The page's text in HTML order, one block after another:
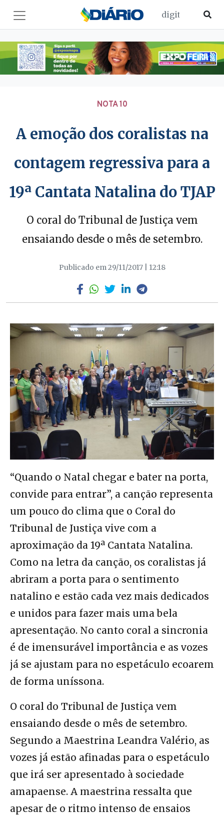
NOTA 10
A emoção dos coralistas na
contagem regressiva para a
19ª Cantata Natalina do TJAP
O coral do Tribunal de Justiça vem
ensaiando desde o mês de setembro.
Publicado em 29/11/2017 | 12:18
“Quando o Natal chegar e bater na porta,
convide para entrar”, a canção representa
um pouco do clima que o Coral do
Tribunal de Justiça vive com a
aproximação da 19ª Cantata Natalina.
Como na letra da canção, os coralistas já
abriram a porta para o sentimento
natalino e estão cada vez mais dedicados
e unidos para fazer mais uma bela
apresentação. No canto coral a sincronia
é de imensurável importância e as vozes
já se ajustam para no espetáculo ecoarem
de forma uníssona.
O coral do Tribunal de Justiça vem
ensaiando desde o mês de setembro.
Segundo a Maestrina Leandra Valério, as
vozes já estão afinadas para o espetáculo
que irá ser apresentado à sociedade
amapaense. A maestrina ressalta que
apesar de o ritmo intenso de ensaios